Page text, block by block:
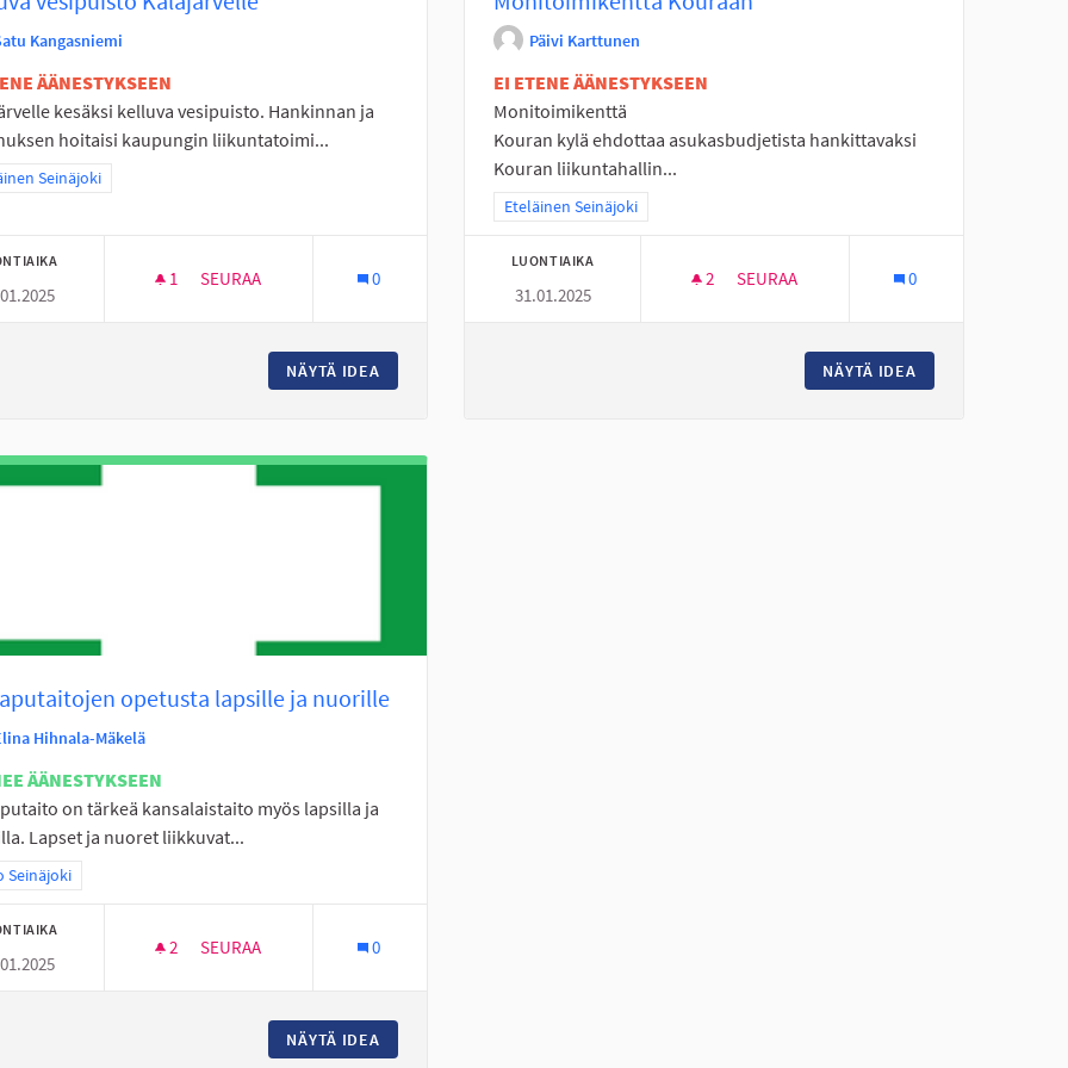
Kangasniemi
ÄÄNESTYKSEEN
kesäksi kelluva vesipuisto. Hankinnan ja
hoitaisi kaupungin liikuntatoimi...
tulokset teeman mukaan: Eteläinen Seinäjoki
Seinäjoki
1 1 SEURAAJA
SEURAA 0
NÄYTÄ IDEA
Päivi Karttunen
EI ETENE ÄÄNESTYKSEEN
Monitoimikenttä
Kouran kylä ehdottaa asukasbudjetista hankittavaksi
Kouran liikuntahallin...
Rajaa tulokset teeman mukaan: Eteläinen Seinäjoki
Eteläinen Seinäjoki
LUONTIAIKA
31.01.2025
2 2 SEURAAJAA
SEURAA 0
NÄYTÄ IDEA
opetusta lapsille ja nuorille
Hihnala-Mäkelä
ÄÄNESTYKSEEN
on tärkeä kansalaistaito myös lapsilla ja
Lapset ja nuoret liikkuvat...
tulokset teeman mukaan: Koko Seinäjoki
Seinäjoki
2 2 SEURAAJAA
SEURAA 0
NÄYTÄ IDEA